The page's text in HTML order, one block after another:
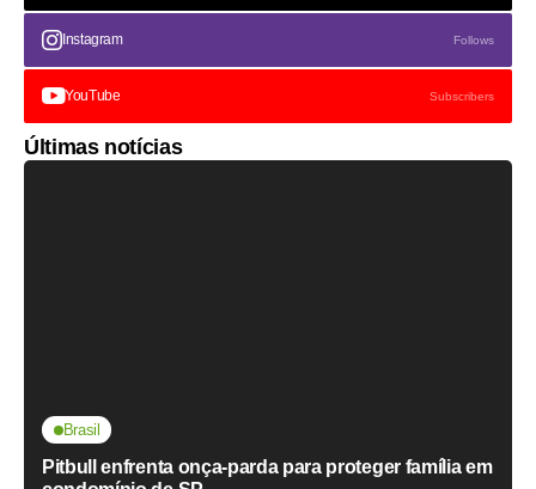
Instagram Follows
YouTube Subscribers
Últimas notícias
Brasil
Pitbull enfrenta onça-parda para proteger família em